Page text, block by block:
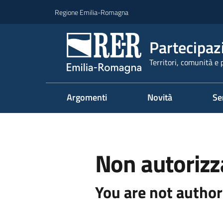
Regione Emilia-Romagna
Territori, comunità e
Argomenti Novità
Non
You are not